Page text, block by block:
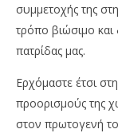
συμμετοχής της
τρόπο βιώσιμο
πατρίδας μας.
Ερχόμαστε έτσι
προορισμούς της
στον πρωτογενή